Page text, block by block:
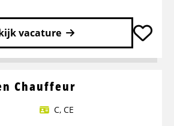
vacature
Chauffeur
C, CE